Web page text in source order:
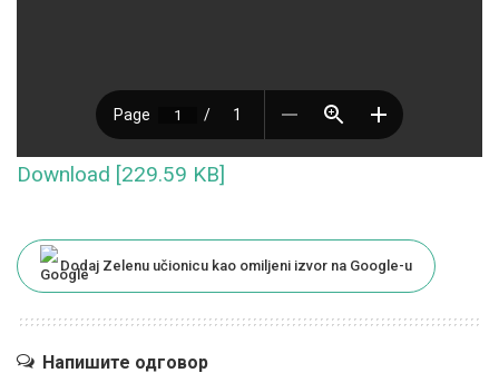
Download [229.59 KB]
Dodaj Zelenu učionicu kao omiljeni izvor na Google-u
Напишите одговор